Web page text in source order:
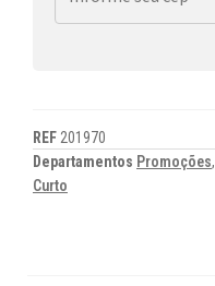
REF 201970
Departamentos Promoções,
Curto